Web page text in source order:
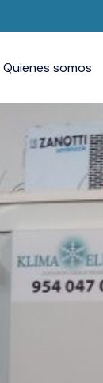
Quienes somos